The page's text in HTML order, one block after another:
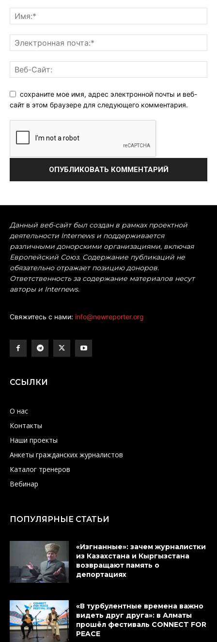
сохраните мое имя, адрес электронной почты и веб-
сайт в этом браузере для следующего комментария.
Данный веб-сайт был создан в рамках проектной
деятельности Internews и поддерживается
различными донорскими организациями, включая
Европейский Союз. Содержание публикаций не
обязательно отражает позицию доноров.
Ответственность за содержание материалов несут
авторы и Internews.
Свяжитесь с нами: info@newreporter.org
ССЫЛКИ
О нас
Контакты
Наши проекты
Анкеты гражданских журналистов
Каталог тренеров
Вебинар
ПОПУЛЯРНЫЕ СТАТЬИ
«Изгнанные»: зачем журналистки
из Казахстана и Кыргызстана
возвращают память о
депортациях
«В турбулентные времена важно
видеть друг друга»: в Алматы
прошёл фестиваль CONNECT FOR
PEACE